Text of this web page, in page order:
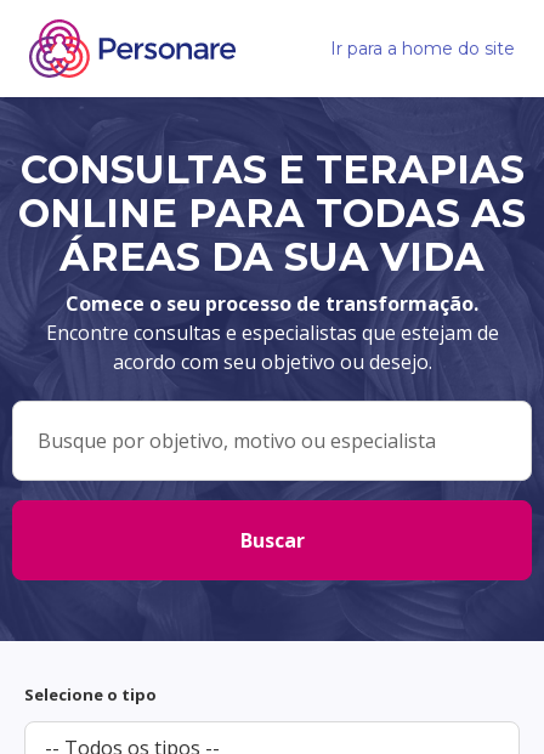
Ir para a home do site
CONSULTAS E TERAPIAS
ONLINE PARA TODAS AS
ÁREAS DA SUA VIDA
Comece o seu processo de transformação.
Encontre consultas e especialistas que estejam de
acordo com seu objetivo ou desejo.
Buscar
Selecione o tipo